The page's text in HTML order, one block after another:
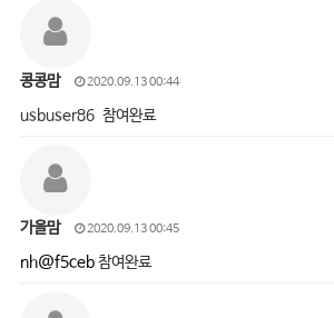
콩콩맘 2020.09.13 00:44
usbuser86 참여완료
가을맘 2020.09.13 00:45
nh@f5ceb참여완료